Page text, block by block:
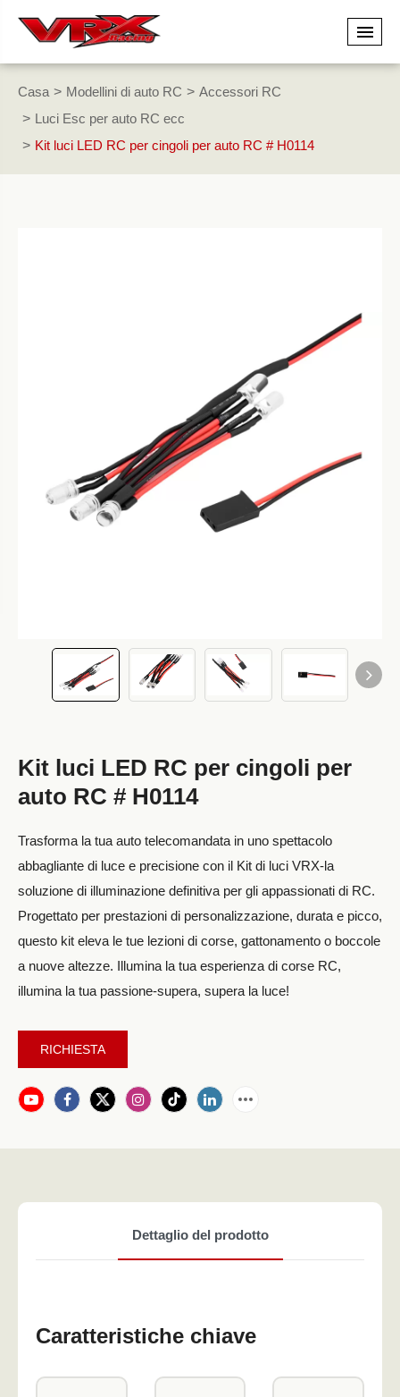
Casa Modellini di auto RC
Accessori RC
Luci Esc per auto RC ecc
Kit luci LED RC per cingoli per auto RC # H0114
Kit luci LED RC per cingoli per
auto RC # H0114
Trasforma la tua auto telecomandata in uno spettacolo
abbagliante di luce e precisione con il Kit di luci VRX-la
soluzione di illuminazione definitiva per gli appassionati di RC.
Progettato per prestazioni di personalizzazione, durata e picco,
questo kit eleva le tue lezioni di corse, gattonamento o boccole
a nuove altezze. Illumina la tua esperienza di corse RC,
illumina la tua passione-supera, supera la luce!
RICHIESTA
Dettaglio del prodotto
Caratteristiche chiave